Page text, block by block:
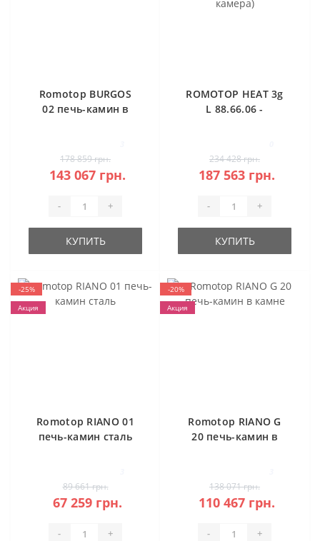
Romotop BURGOS
02 печь-камин в
178 859 грн.
143 067 грн.
- +
КУПИТЬ
ROMOTOP HEAT 3g
L 88.66.06 -
(темная камера)
234 428 грн.
187 563 грн.
- +
КУПИТЬ
-25%
Акция
Romotop RIANO 01
печь-камин сталь
89 661 грн.
67 259 грн.
- +
-20%
Акция
Romotop RIANO G
20 печь-камин в
138 071 грн.
110 467 грн.
- +